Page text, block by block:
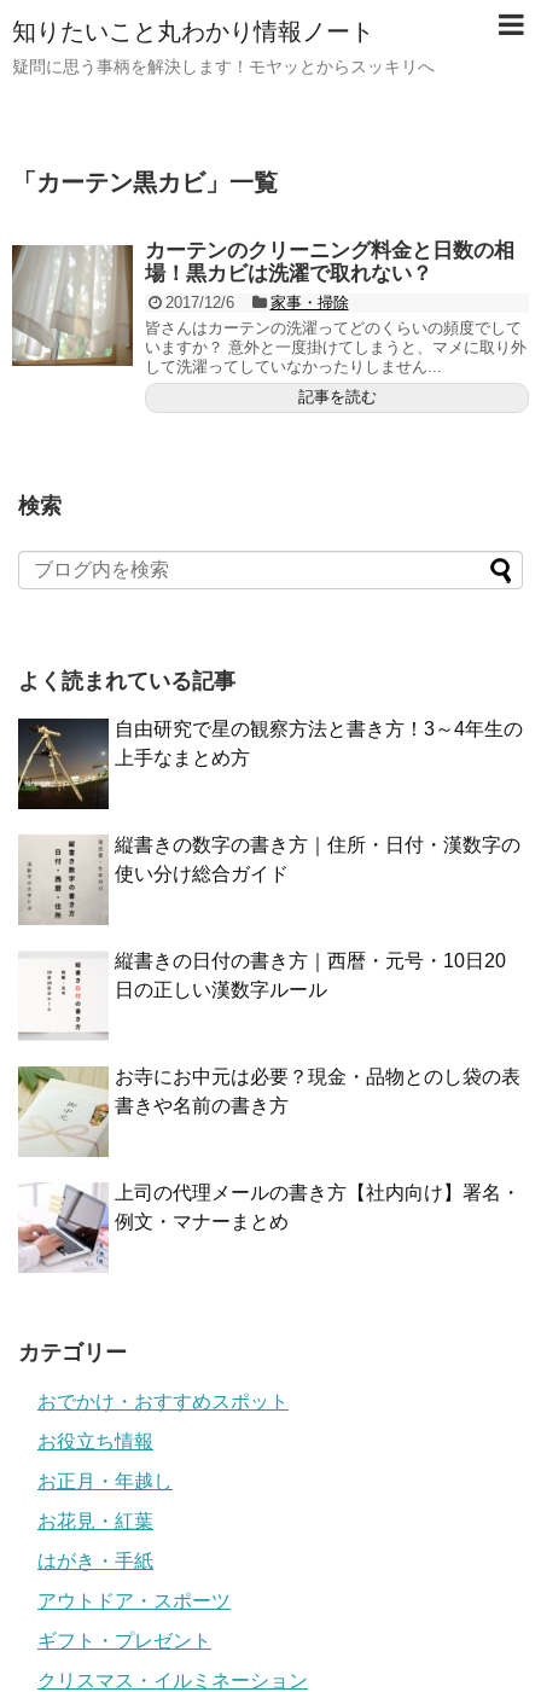
知りたいこと丸わかり情報ノート
疑問に思う事柄を解決します！モヤッとからスッキリへ
「 カーテン黒カビ」 一覧
カーテンのクリーニング料金と日数の相
場！黒カビは洗濯で取れない？
2017/12/6
家事・掃除
皆さんはカーテンの洗濯ってどのくらいの頻度でして
いますか？ 意外と一度掛けてしまうと、マメに取り外
して洗濯ってしていなかったりしません...
記事を読む
検索
よく読まれている記事
自由研究で星の観察方法と書き方！3～4年生の
上手なまとめ方
縦書きの数字の書き方｜住所・日付・漢数字の
使い分け総合ガイド
縦書きの日付の書き方｜西暦・元号・10日20
日の正しい漢数字ルール
お寺にお中元は必要？現金・品物とのし袋の表
書きや名前の書き方
上司の代理メールの書き方【社内向け】署名・
例文・マナーまとめ
カテゴリー
おでかけ・おすすめスポット
お役立ち情報
お正月・年越し
お花見・紅葉
はがき・手紙
アウトドア・スポーツ
ギフト・プレゼント
クリスマス・イルミネーション